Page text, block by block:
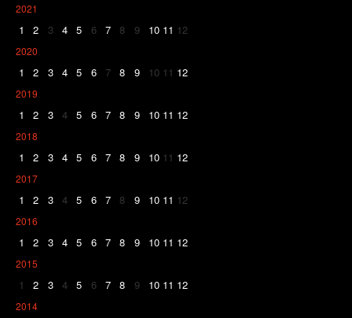
2021
1 2 3 4 5 6 7 8 9 10 11 12
2020
1 2 3 4 5 6 7 8 9 10 11 12
2019
1 2 3 4 5 6 7 8 9 10 11 12
2018
1 2 3 4 5 6 7 8 9 10 11 12
2017
1 2 3 4 5 6 7 8 9 10 11 12
2016
1 2 3 4 5 6 7 8 9 10 11 12
2015
1 2 3 4 5 6 7 8 9 10 11 12
2014